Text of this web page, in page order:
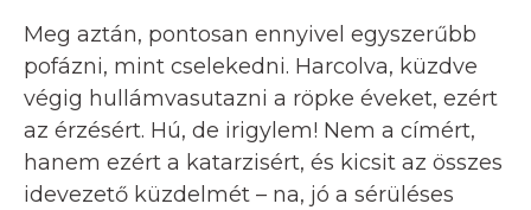
Meg aztán, pontosan ennyivel egyszerűbb
pofázni, mint cselekedni. Harcolva, küzdve
végig hullámvasutazni a röpke éveket, ezért
az érzésért. Hú, de irigylem! Nem a címért,
hanem ezért a katarzisért, és kicsit az összes
idevezető küzdelmét – na, jó a sérüléses